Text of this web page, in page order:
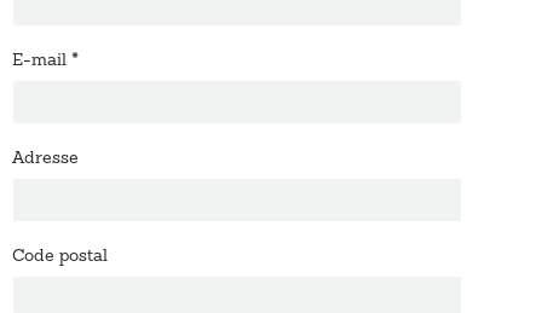
E-mail *
Adresse
Code postal